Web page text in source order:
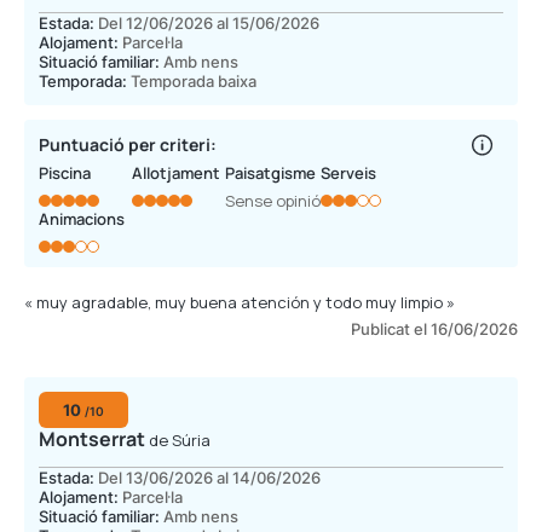
incorrent en un delicte al no informar en el moment de fer
l’entrada, i de forma explicita i individual, no integrada en un
document de reserva d una estada. Tb apuntar que fa uns anys
l’animació era molt mes dinamica i engrescadora per petits i
infantils duren mitja hora, i el bingo, 20 minuts. »
Estada: Del 12/06/2026 al 15/06/2026
Alojament: Parcel·la
Situació familiar: Amb nens
Temporada: Temporada baixa
Puntuació per criteri:
Piscina Allotjament
Paisatgisme
Sense opinió
Serveis
Animacions
« muy agradable, muy buena atención y todo muy limpio »
Publicat el 16/06/2026
10 /10
Montserrat de Súria
Estada: Del 13/06/2026 al 14/06/2026
Alojament: Parcel·la
Situació familiar: Amb nens